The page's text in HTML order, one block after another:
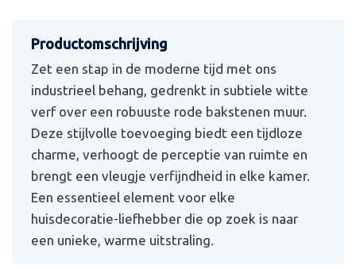
Zet een stap in de moderne tijd met ons
industrieel behang, gedrenkt in subtiele witte
verf over een robuuste rode bakstenen muur.
Deze stijlvolle toevoeging biedt een tijdloze
charme, verhoogt de perceptie van ruimte en
brengt een vleugje verfijndheid in elke kamer.
Een essentieel element voor elke
huisdecoratie-liefhebber die op zoek is naar
een unieke, warme uitstraling.